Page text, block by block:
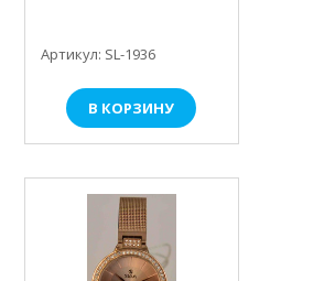
Артикул: SL-1936
В КОРЗИНУ